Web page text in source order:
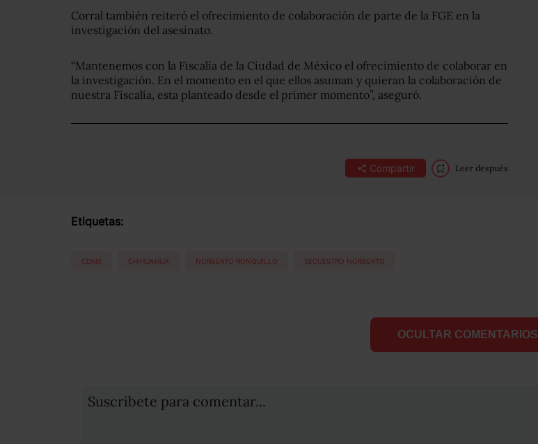
Corral también reiteró el ofrecimiento de colaboración de parte de la FGE en la
investigación del asesinato.
“Mantenemos con la Fiscalía de la Ciudad de México el ofrecimiento de colaborar en
la investigación. En el momento en el que ellos asuman y quieran la colaboración de
nuestra Fiscalía, esta planteado desde el primer momento”, aseguró.
Compartir Leer después
Etiquetas:
CDMX CHIHUAHUA NORBERTO RONQUILLO SECUESTRO NORBERTO
OCULTAR COMENTARIOS
Suscribete para comentar...